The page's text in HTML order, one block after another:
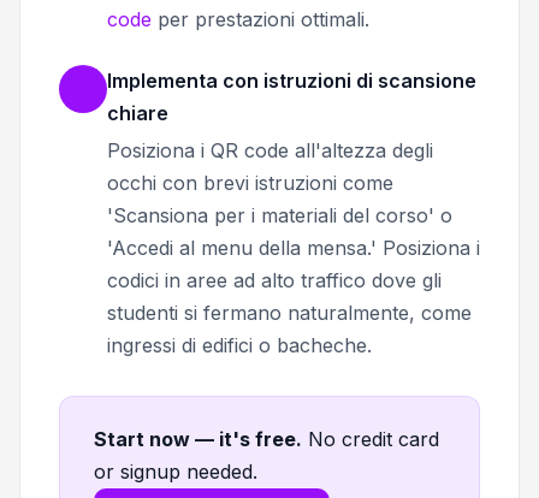
code per prestazioni ottimali.
Implementa con istruzioni di scansione
chiare
Posiziona i QR code all'altezza degli
occhi con brevi istruzioni come
'Scansiona per i materiali del corso' o
'Accedi al menu della mensa.' Posiziona i
codici in aree ad alto traffico dove gli
studenti si fermano naturalmente, come
ingressi di edifici o bacheche.
Start now — it's free. No credit card
or signup needed.